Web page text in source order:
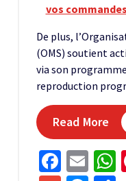
vos
De plus,
(OMS) soutient
via son
reproduction
Read More